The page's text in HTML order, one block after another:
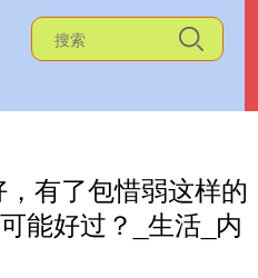
有了包惜弱这样的
能好过？_生活_内